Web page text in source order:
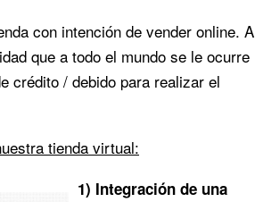
con intención de vender online. A
que a todo el mundo se le ocurre
crédito / debido para realizar el
tienda virtual:
1) Integración de una